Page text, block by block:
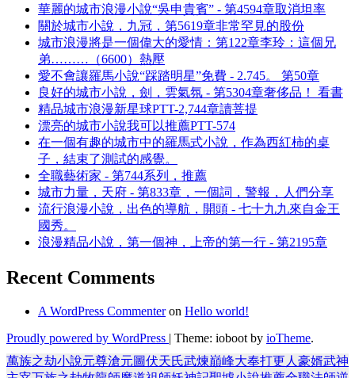
華麗的城市浪漫小說“吳申貴賓” - 第4594章取消坦率
關於城市小說，九冠，第5619章非常罕見的股份
城市浪漫將是一個偉大的愛情：第122章李玲：這個兄
弟………（6600）熱壓
愛不會讓羅馬小說“踩踏明星”免費 - 2.745。 第50章
良好的城市小說，劍，雲氣氛 - 第5304章奢侈品！ 看書
精品城市浪漫新星球PTT-2,744章讀菩提
漂亮的城市小說我可以推薦PTT-574
在一個有趣的城市中的羅馬式小說，作為西紅柿的桌
子，結束了測試的感覺。
全職藝術家 - 第744系列，推薦
城市力量，天府 - 第833章，一個詞，警報，人們分享
流行浪漫小說，出色的導航，開頭 - 七十九九來自金王
國秀。
浪漫精品小說，第一個神，上帝的第一行 - 第2195章
Recent Comments
A WordPress Commenteron Hello world!
Proudly powered by WordPress | Theme: ioboot by ioTheme.
萬族之劫小說元尊滄元圖伏天氏武煉巔峰大奉打更人 豪婿武神